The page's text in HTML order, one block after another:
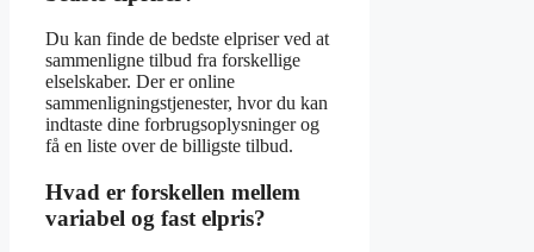
Du kan finde de bedste elpriser ved at
sammenligne tilbud fra forskellige
elselskaber. Der er online
sammenligningstjenester, hvor du kan
indtaste dine forbrugsoplysninger og
få en liste over de billigste tilbud.
Hvad er forskellen mellem
variabel og fast elpris?